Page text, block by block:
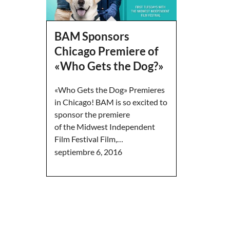
BAM Sponsors
Chicago Premiere of
«Who Gets the Dog?»
«Who Gets the Dog» Premieres
in Chicago! BAM is so excited to
sponsor the premiere
of the Midwest Independent
Film Festival Film,…
septiembre 6, 2016